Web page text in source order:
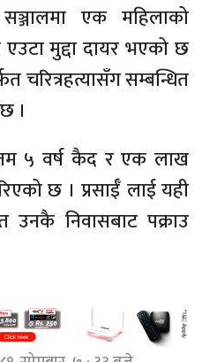
एक महिलाको
एउटा मुद्दा दायर भएको छ
चरित्रहत्यासँग सम्बन्धित
।
५ वर्ष कैद र एक लाख
छ । प्रसाईँलाईयही
निवासबाट पक्राउ